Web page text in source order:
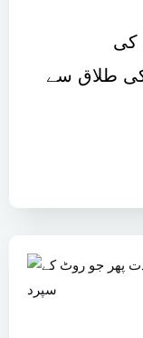
کی
کی طلاق سے